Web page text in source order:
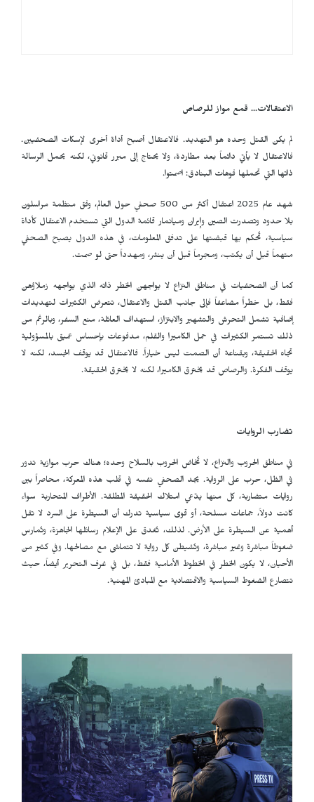
الاعتقالات... قمع مواز للرصاص
لم يكن القتل وحده هو التهديد. فالاعتقال أصبح أداة أخرى لإسكات الصحفيين.
فالاعتقال لا يأتي دائماً بعد مطاردة، ولا يحتاج إلى مبرر قانوني، لكنه يحمل الرسالة
ذاتها التي تحملها فوهات البنادق: اصمتوا.
شهد عام 2025 اعتقال أكثر من 500 صحفي حول العالم، وفق منظمة مراسلون
بلا حدود وتصدرت الصين وإيران وميانمار قائمة الدول التي تستخدم الاعتقال كأداة
سياسية، تُحكم بها قبضتها على تدفق المعلومات، في هذه الدول يصبح الصحفي
متهماً قبل أن يكتب، ومجرماً قبل أن ينشر، ومهدداً حتى لو صمت.
كما أن الصحفيات في مناطق النزاع لا يواجهن الخطر ذاته الذي يواجهه زملاؤهن
فقط، بل خطراً مضاعفاً فإلى جانب القتل والاعتقال، تتعرض الكثيرات لتهديدات
إضافية تشمل التحرش والتشهير والابتزاز، استهداف العائلة، منع السفر، وبالرغم من
ذلك تستمر الكثيرات في حمل الكاميرا والقلم، مدفوعات بإحساس عميق بالمسؤولية
تجاه الحقيقة، وبقناعة أن الصمت ليس خياراً. فالاعتقال قد يوقف الجسد، لكنه لا
يوقف الفكرة. والرصاص قد يخترق الكاميرا، لكنه لا يخترق الحقيقة.
تضارب الروايات
في مناطق الحروب والنزاع، لا تُخاض الحروب بالسلاح وحده؛ هناك حرب موازية تدور
في الظل، حرب على الرواية. يجد الصحفي نفسه في قلب هذه المعركة، محاصراً بين
روايات متضاربة، كل منها يدّعي امتلاك الحقيقة المطلقة. الأطراف المتحاربة سواء
كانت دولاً، جماعات مسلحة، أو قوى سياسية تدرك أن السيطرة على السرد لا تقل
أهمية عن السيطرة على الأرض. لذلك، تُغدق على الإعلام رسائلها الجاهزة، وتُمارس
ضغوطاً مباشرة وغير مباشرة، وتُشيطن كل رواية لا تتماشى مع مصالحها. وفي كثير من
الأحيان، لا يكون الخطر في الخطوط الأمامية فقط، بل في غرف التحرير أيضاً، حيث
تتصارع الضغوط السياسية والاقتصادية مع المبادئ المهنية.